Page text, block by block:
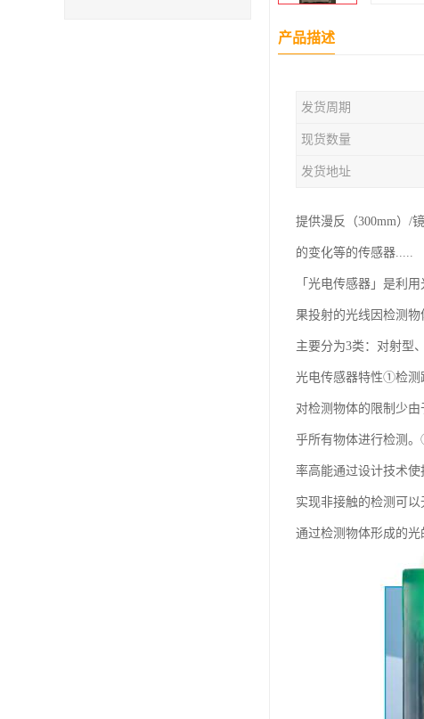
产品描述
发货周期
现货数量
发货地址
提供漫反（300mm）/
的变化等的传感器.....
「光电传感器」是利
果投射的光线因检测
主要分为3类：对射型
光电传感器特性①检测
对检测物体的限制少
乎所有物体进行检测
率高能通过设计技术
实现非接触的检测可
通过检测物体形成的